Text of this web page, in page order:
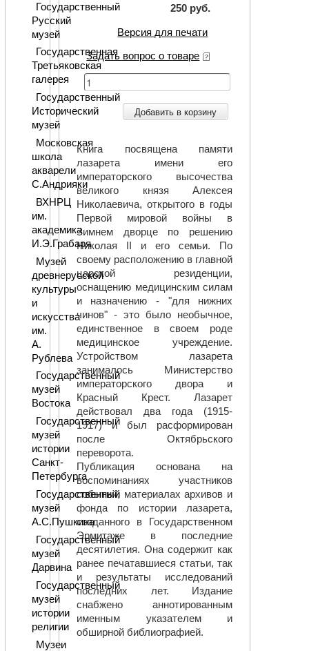
250 руб.
Версия для печати
Задать вопрос о товаре
Добавить в корзину
Книга посвящена памяти
лазарета имени его
императорского высочества
великого князя Алексея
Николаевича, открытого в годы
Первой мировой войны в
Зимнем дворце по решению
Николая II и его семьи. По
своему расположению в главной
царской резиденции,
оснащению медицинским силам
и назначению - "для нижних
чинов" - это было необычное,
единственное в своем роде
медицинское учреждение.
Устройством лазарета
занималось Министерство
императорского двора и
Красный Крест. Лазарет
действовал два года (1915-
1917) и был расформирован
после Октябрьского
переворота.
Публикация основана на
воспоминаниях участников
событий, материалах архивов и
фонда по истории лазарета,
созданного в Государственном
Эрмитаже в последние
десятилетия. Она содержит как
ранее печатавшиеся статьи, так
и результаты исследований
последних лет. Издание
снабжено аннотированным
именным указателем и
обширной библиографией.
Государственный
Русский
музей
Государственная
Третьяковская
галерея
Государственный
Исторический
музей
Московская
школа
акварели
С.Андрияки
ВХНРЦ
им.
академика
И.Э.Грабаря
Музей
древнерусской
культуры
и
искусства
им.
А.
Рублева
Государственный
музей
Востока
Государственный
музей
истории
Санкт-
Петербурга
Государственный
музей
А.С.Пушкина
Государственный
музей
Дарвина
Государственный
музей
истории
религии
Музеи